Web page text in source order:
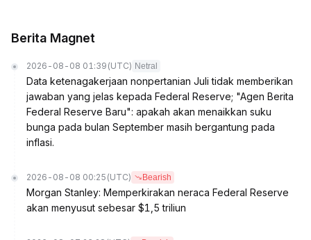
Berita Magnet
2026-08-08 01:39 (UTC) Netral
Data ketenagakerjaan nonpertanian Juli tidak memberikan
jawaban yang jelas kepada Federal Reserve; "Agen Berita
Federal Reserve Baru": apakah akan menaikkan suku
bunga pada bulan September masih bergantung pada
inflasi.
2026-08-08 00:25 (UTC) Bearish
Morgan Stanley: Memperkirakan neraca Federal Reserve
akan menyusut sebesar $1,5 triliun